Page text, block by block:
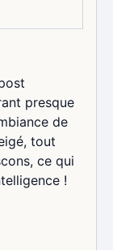
presque
de
tout
ce qui
!